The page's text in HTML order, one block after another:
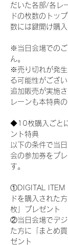
だいた各部/各レ
ドの枚数のトッ
数には鍵開け購入
※当日会場での
ん。
※売り切れが発
る可能性がござい
追加販売が実施
レーンも本特典
◆10枚購入ごと
ント特典
以下の条件で当
会の参加券をプ
す。
①DIGITAL ITEM
ドを購入された
枚」プレゼント
②当日会場でデジ
た方に「まとめ
ゼント